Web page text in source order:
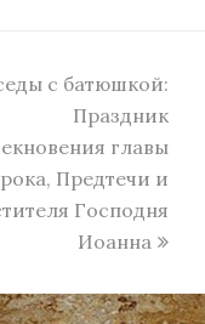
с батюшкой:
Праздник
главы
Предтечи и
Господня
Иоанна